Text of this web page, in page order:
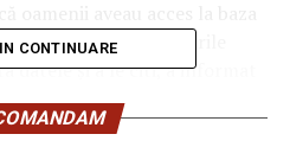
putut să fure şi codurile
datele şi a le citi, a informat
CONTINUARE